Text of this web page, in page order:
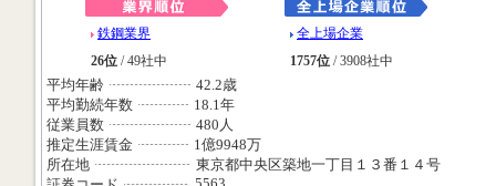
鉄鋼業界
26位 / 49社中
全上場企業
1757位 / 3908社中
平均年齢
42.2歳
平均勤続年数
18.1年
従業員数
480人
推定生涯賃金
1億9948万
所在地
東京都中央区築地一丁目１３番１４号